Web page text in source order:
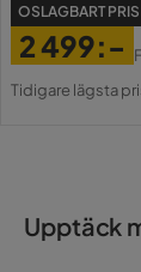
OSLAGBART PRIS
Pris
2 499:-
Original
Tidigare lägsta
Upptäck